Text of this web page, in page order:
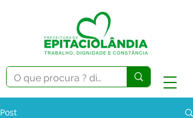
Post